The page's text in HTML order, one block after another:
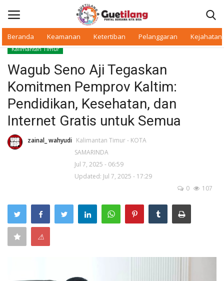
Beranda Keamanan Ketertiban Pelanggaran Kejahatan
Beranda
Daerah
Makan Bergizi
Ketertiban
Keamanan
Kalimantan Timur
Wagub Seno Aji Tegaskan
Komitmen Pemprov Kaltim:
Pendidikan, Kesehatan, dan
Internet Gratis untuk Semua
zainal_ wahyudi Kalimantan Timur - KOTA
SAMARINDA
Jul 7, 2025 - 06:59
Updated: Jul 7, 2025 - 17:29
0
107
⚠